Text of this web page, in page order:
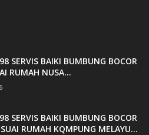
SERVIS BAIKI BUMBUNG BOCOR
RUMAH NUSA...
SERVIS BAIKI BUMBUNG BOCOR
RUMAH KQMPUNG MELAYU...